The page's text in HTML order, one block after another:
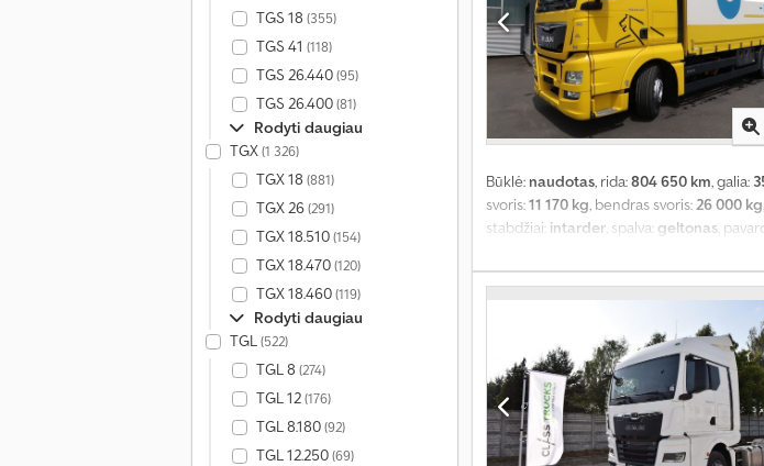
TGS 18 (355)
TGS 41 (118)
TGS 26.440(95)
TGS 26.400(81)
Rodyti daugiau
TGX(1 326)
TGX 18 (881)
TGX 26(291)
TGX 18.510(154)
TGX 18.470(120)
TGX 18.460(119)
Rodyti daugiau
TGL(522)
TGL 8 (274)
TGL 12(176)
TGL 8.180(92)
TGL 12.250(69)
Būklė: naudotas, rida:804 650 km, galia:
svoris:11 170 kg, bendras svoris:26 000 kg
stabdžiai: intarder, spalva: geltonas,
autonominis šildytuvas, diferencialo
kondicionavimas, papildomi žibintai,